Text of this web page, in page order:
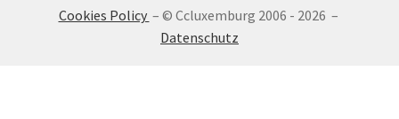
Cookies Policy – © Ccluxemburg 2006 - 2026 –
Datenschutz